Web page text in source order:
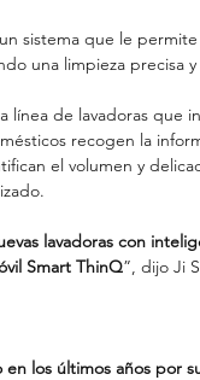
sistema que le
una limpieza precisa
línea de lavadoras que
recogen la
el volumen y
lavadoras con
Smart ThinQ”, dijo Ji
los últimos años por